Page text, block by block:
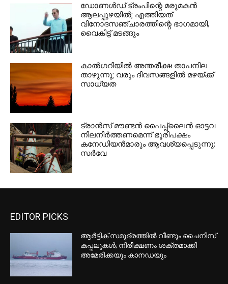
ഡോണള്‍ഡ് ട്രംപിന്റെ മരുമകന്‍
ആലപ്പുഴയില്‍; എത്തിയത്
വിനോദസഞ്ചാരത്തിന്റെ ഭാഗമായി,
വൈകിട്ട് മടങ്ങും
കാല്‍ഗറിയില്‍ അന്തരീക്ഷ താപനില
താഴുന്നു; വരും ദിവസങ്ങളില്‍ മഴയ്ക്ക്
സാധ്യത
ട്രാന്‍സ് മൗണ്ടന്‍ പൈപ്പ്ലൈന്‍ ഓട്ടവ
നിലനിര്‍ത്തണമെന്ന് ഭൂരിപക്ഷം
കനേഡിയന്‍മാരും ആവശ്യപ്പെടുന്നു:
സര്‍വേ
യുഎസില്‍ ഇന്ത്യക്കാരന്‍ വെടിയേറ്റ്
കൊല്ലപ്പെട്ടു; അക്രമിക്കായി